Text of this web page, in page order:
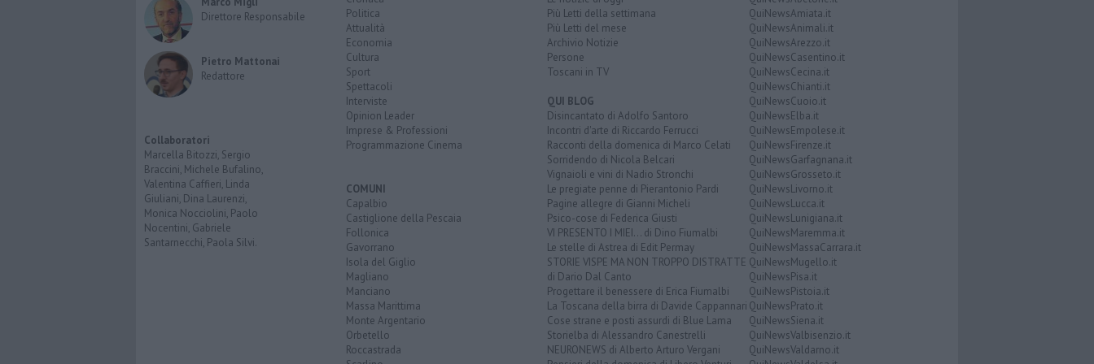
Direttore Responsabile
Pietro Mattonai
Redattore
Collaboratori
Marcella Bitozzi, Sergio
Braccini, Michele Bufalino,
Valentina Caffieri, Linda
Giuliani, Dina Laurenzi,
Monica Nocciolini, Paolo
Nocentini, Gabriele
Santarnecchi, Paola Silvi.
Politica
Attualità
Economia
Cultura
Sport
Spettacoli
Interviste
Opinion Leader
Imprese & Professioni
Programmazione Cinema
COMUNI
Capalbio
Castiglione della Pescaia
Follonica
Gavorrano
Isola del Giglio
Magliano
Manciano
Massa Marittima
Monte Argentario
Orbetello
Roccastrada
Più Letti della settimana
Più Letti del mese
Archivio Notizie
Persone
Toscani in TV
QUI BLOG
Disincantato di Adolfo Santoro
Incontri d'arte di Riccardo Ferrucci
Racconti della domenica di Marco Celati
Sorridendo di Nicola Belcari
Vignaioli e vini di Nadio Stronchi
Le pregiate penne di Pierantonio Pardi
Pagine allegre di Gianni Micheli
Psico-cose di Federica Giusti
VI PRESENTO I MIEI... di Dino Fiumalbi
Le stelle di Astrea di Edit Permay
STORIE VISPE MA NON TROPPO DISTRATTE
di Dario Dal Canto
Progettare il benessere di Erica Fiumalbi
La Toscana della birra di Davide Cappannari
Cose strane e posti assurdi di Blue Lama
Storielba di Alessandro Canestrelli
NEURONEWS di Alberto Arturo Vergani
QuiNewsAmiata.it
QuiNewsAnimali.it
QuiNewsArezzo.it
QuiNewsCasentino.it
QuiNewsCecina.it
QuiNewsChianti.it
QuiNewsCuoio.it
QuiNewsElba.it
QuiNewsEmpolese.it
QuiNewsFirenze.it
QuiNewsGarfagnana.it
QuiNewsGrosseto.it
QuiNewsLivorno.it
QuiNewsLucca.it
QuiNewsLunigiana.it
QuiNewsMaremma.it
QuiNewsMassaCarrara.it
QuiNewsMugello.it
QuiNewsPisa.it
QuiNewsPistoia.it
QuiNewsPrato.it
QuiNewsSiena.it
QuiNewsValbisenzio.it
QuiNewsValdarno.it